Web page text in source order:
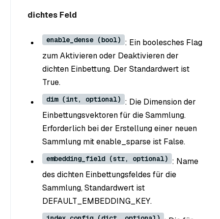
dichtes Feld
enable_dense (bool) : Ein boolesches Flag
zum Aktivieren oder Deaktivieren der
dichten Einbettung. Der Standardwert ist
True.
dim (int, optional) : Die Dimension der
Einbettungsvektoren für die Sammlung.
Erforderlich bei der Erstellung einer neuen
Sammlung mit enable_sparse ist False.
embedding_field (str, optional) : Name
des dichten Einbettungsfeldes für die
Sammlung, Standardwert ist
DEFAULT_EMBEDDING_KEY.